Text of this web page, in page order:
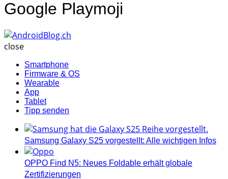
Google Playmoji
close
Smartphone
Firmware & OS
Wearable
App
Tablet
Tipp senden
Samsung Galaxy S25 vorgestellt: Alle wichtigen Infos
OPPO Find N5: Neues Foldable erhält globale
Zertifizierungen